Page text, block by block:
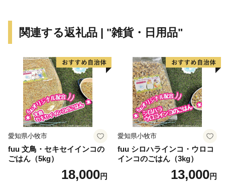
国各地の皆さまから約29億円に及ぶ多大なる御寄附を頂
寄附者様の御意向を踏まえ、本市の地方創生に資する事
業を中心に活用させていただくこととしました。
今後も御寄附の際にお寄せいただきました、皆様の御期
待にお応えできるよう、日立市の発展・充実のために大
切に活用させていただきます。
・寄附申込みのキャンセル、返礼品の変更・返品はでき
関連する返礼品 | "雑貨・日用品"
愛知県小牧市
fuu 文鳥・セキセイインコの
ごはん（5kg）
18,000円
愛知県小牧市
fuu シロハラインコ・ウロコ
インコのごはん（3kg）
13,000円